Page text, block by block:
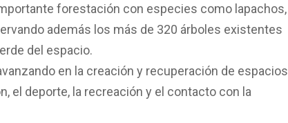
forestación con especies como lapachos,
además los más de 320 árboles existentes
del espacio.
en la creación y recuperación de espacios
el deporte, la recreación y el contacto con la